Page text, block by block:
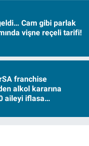
Cam gibi parlak
vişne reçeli tarifi!
franchise
alkol kararına
aileyi iflasa